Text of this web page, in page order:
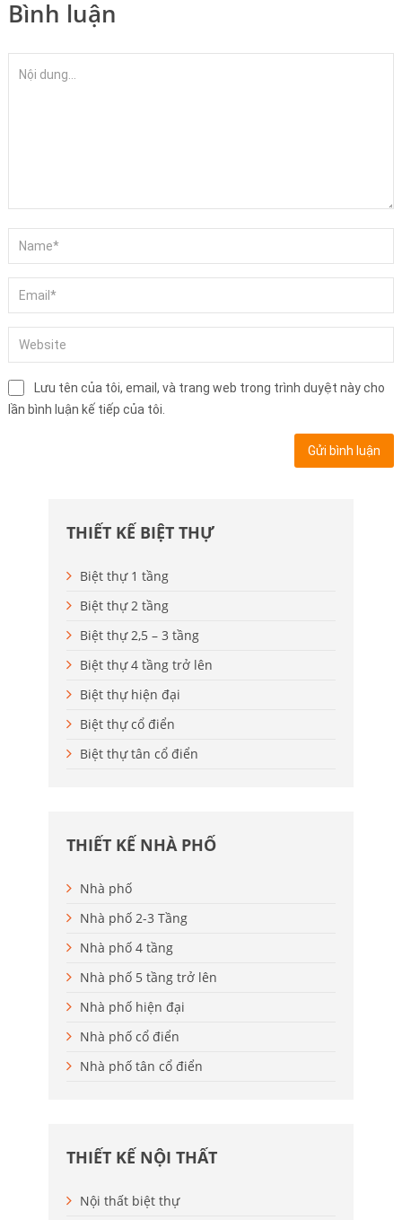
Bình luận
Lưu tên của tôi, email, và trang web trong trình duyệt này cho
lần bình luận kế tiếp của tôi.
THIẾT KẾ BIỆT THỰ
Biệt thự 1 tầng
Biệt thự 2 tầng
Biệt thự 2,5 – 3 tầng
Biệt thự 4 tầng trở lên
Biệt thự hiện đại
Biệt thự cổ điển
Biệt thự tân cổ điển
THIẾT KẾ NHÀ PHỐ
Nhà phố
Nhà phố 2-3 Tầng
Nhà phố 4 tầng
Nhà phố 5 tầng trở lên
Nhà phố hiện đại
Nhà phố cổ điển
Nhà phố tân cổ điển
THIẾT KẾ NỘI THẤT
Nội thất biệt thự